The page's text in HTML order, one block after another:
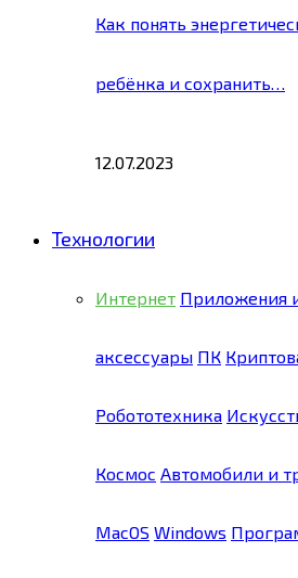
Как понять
ребёнка и сохранить…
12.07.2023
Технологии
Интернет Приложения
аксессуары ПК
Робототехника
Космос Автомобили и
MacOS Windows